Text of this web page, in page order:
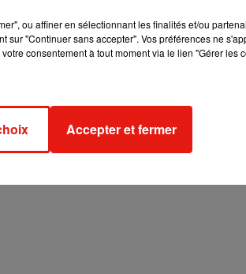
ou affiner en sélectionnant les finalités et/ou
sur "Continuer sans accepter". Vos préférences ne
consentement à tout moment via le lien "Gérer les
Accepter et fermer